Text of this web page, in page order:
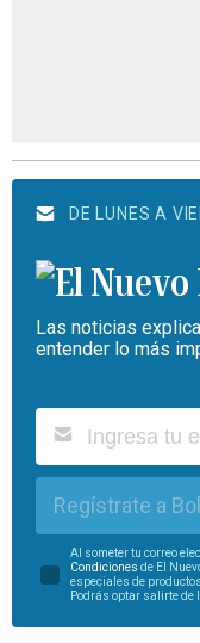
DE LUNES A
Las noticias
entender lo más
Regístrate a
Al someter tu correo
Condiciones de El
especiales de
Podrás optar salirte de